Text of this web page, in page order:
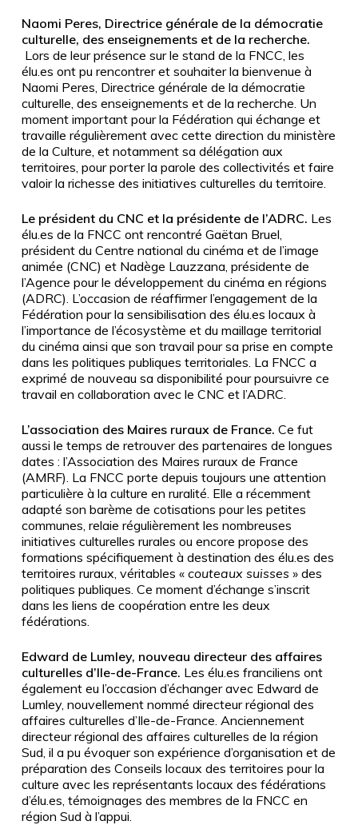
Naomi Peres, Directrice générale de la démocratie
culturelle, des enseignements et de la recherche.
Lors de leur présence sur le stand de la FNCC, les
élu.es ont pu rencontrer et souhaiter la bienvenue à
Naomi Peres, Directrice générale de la démocratie
culturelle, des enseignements et de la recherche. Un
moment important pour la Fédération qui échange et
travaille régulièrement avec cette direction du ministère
de la Culture, et notamment sa délégation aux
territoires, pour porter la parole des collectivités et faire
valoir la richesse des initiatives culturelles du territoire.
Le président du CNC et la présidente de l’ADRC. Les
élu.es de la FNCC ont rencontré Gaëtan Bruel,
président du Centre national du cinéma et de l’image
animée (CNC) et Nadège Lauzzana, présidente de
l’Agence pour le développement du cinéma en régions
(ADRC). L’occasion de réaffirmer l’engagement de la
Fédération pour la sensibilisation des élu.es locaux à
l’importance de l’écosystème et du maillage territorial
du cinéma ainsi que son travail pour sa prise en compte
dans les politiques publiques territoriales. La FNCC a
exprimé de nouveau sa disponibilité pour poursuivre ce
travail en collaboration avec le CNC et l’ADRC.
L’association des Maires ruraux de France. Ce fut
aussi le temps de retrouver des partenaires de longues
dates : l’Association des Maires ruraux de France
(AMRF). La FNCC porte depuis toujours une attention
particulière à la culture en ruralité. Elle a récemment
adapté son barème de cotisations pour les petites
communes, relaie régulièrement les nombreuses
initiatives culturelles rurales ou encore propose des
formations spécifiquement à destination des élu.es des
territoires ruraux, véritables « couteaux suisses » des
politiques publiques. Ce moment d’échange s’inscrit
dans les liens de coopération entre les deux
fédérations.
Edward de Lumley, nouveau directeur des affaires
culturelles d’Ile-de-France. Les élu.es franciliens ont
également eu l’occasion d’échanger avec Edward de
Lumley, nouvellement nommé directeur régional des
affaires culturelles d’Ile-de-France. Anciennement
directeur régional des affaires culturelles de la région
Sud, il a pu évoquer son expérience d’organisation et de
préparation des Conseils locaux des territoires pour la
culture avec les représentants locaux des fédérations
d’élu.es, témoignages des membres de la FNCC en
région Sud à l’appui.